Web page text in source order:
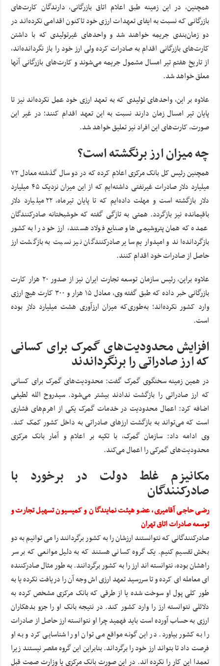
همچنین، در این زمینه طبق اعلام اتاق بازرگانی، دارندگان کارت‌های
بازرگانی که نسبت به ایفای تعهدات ارزی خود تاکنون اقدامی نکرده‌اند در
دو زمان‌بندی جریمه خواهند شد و واحدهای غیرتولیدی که با داشتن
کارت‌های بازرگانی اقدام به صادرات کرده ولی ارز خود را باز نگردانده‌اند،
از تاریخ هفتم تیر امسال مشمول جریمه می‌شوند و کارت‌های بازرگانی آنها
معلق خواهد شد.
علاوه بر این، واحدهای تولیدی که به تعهد ارزی خود عمل نکرده‌اند نیز تا
پایان تیر امسال زمان دارند نسبت به این تعهد اقدام کنند؛ در غیر این
صورت، کارت‌های این افراد نیز تعلیق خواهد شد.
چه میزان ارز برنگشته است؟
همچنین رئیس کل بانک مرکزی اعلام کرده که در دو سال گذشته معادل ۷۲
میلیارد دلار صادرات غیرنفتی داشته‌ایم که از این میزان نزدیک ۴۵ میلیارد
دلار بازگشته است و مهلت داده‌ایم که تا پایان تیرماه، ۲۲ میلیارد دلار
باقیمانده نیز بازگردد. همتی به تازگی گفته که خوشبختانه صادرکنندگان
عمده که همان پتروشیمی‌ها و صنایع فولاد هستند، ارز خود را به کشور
بازگردانده‌اند و امیدواریم سایر صادرکنندگان نیز نسبت به بازگشت ارز
حاصل از صادرات خود اقدام کنند.
علاوه براین، رئیس سازمان توسعه تجارت ایران نیز از صدور ۲۰ هزار کارت
بازرگانی خبر داده که طبق گفته وی، معادل ۱۵ هزار و ۳۰۰ کارت هیچ ارزی
وارد کشور نکرده‌اند؛ به‌طوری‌که میزان ارزآوری هشت میلیارد دلار بوده
است.
افزایش محدودیت‌های گمرک برای کسانی
که ارز صادراتی را برنگرداندند
در همین زمینه سخنگوی گمرک گفت: محدودیت‌های گمرک برای کسانی
که ارز صادراتی را بازگشت ندادند بیشتر می‌شود. سیدروح الله لطیفی
اضافه کرد: اعمال محدودیت در خدمات گمرک یکی از اهرم‌های فشاری
است که می‌تواند به بازگشت ارز‌های صادراتی به داخل کشور کمک کند.
وی ادامه داد: سازمان گمرک، با تکیه بر اعلام و آمار بانک مرکزی
محدودیت‌های گمرکی را اعمال می‌کند.
مکانیزم غلط دولت در برخورد با
صادرکنندگان
رضی حاجی آقامیری، عضو هیئت نمایندگان و کمیسیون تسهیل تجارت و
توسعه صادرات اتاق تهران
صادرکنندگانی که نتوانستند ارزشان را به کشور برگردانند را می توانیم به دو
بخش تقسیم کنیم. یک گروه کسانی هستند که به دلیل موانعی که بر سر
راهشان بوده، نتوانسته اند ارز را به کشور برگردانند. به طور مثال صادرکننده
ای معامله ای کرده و تا سررسید تعهد ارزی اش وجه آن را دریافت نکرده یا به
طور کلی پول او سوخت شده یا از طرقی که بانک مرکزی مشخص کرده به
دلائلی نتوانسته ارز را وارد کشور کند. در نتیجه بانک او را جزو بدهکاران
ارزی به حساب آورده است باید فهمید چرا او نتوانسته ارز حاصل از صادرات
را به کشور بیاورد. در این گونه مواقع می توان او را شناسایی کرد و به او
فرصت داد تا بتواند ارز خود را برگرداند. بنابراین این گروه مقصر نیستند زیرا
تعمدا این کار را نکرده اند. در این صورت بانک مرکزی یا وزارت صمت قبل